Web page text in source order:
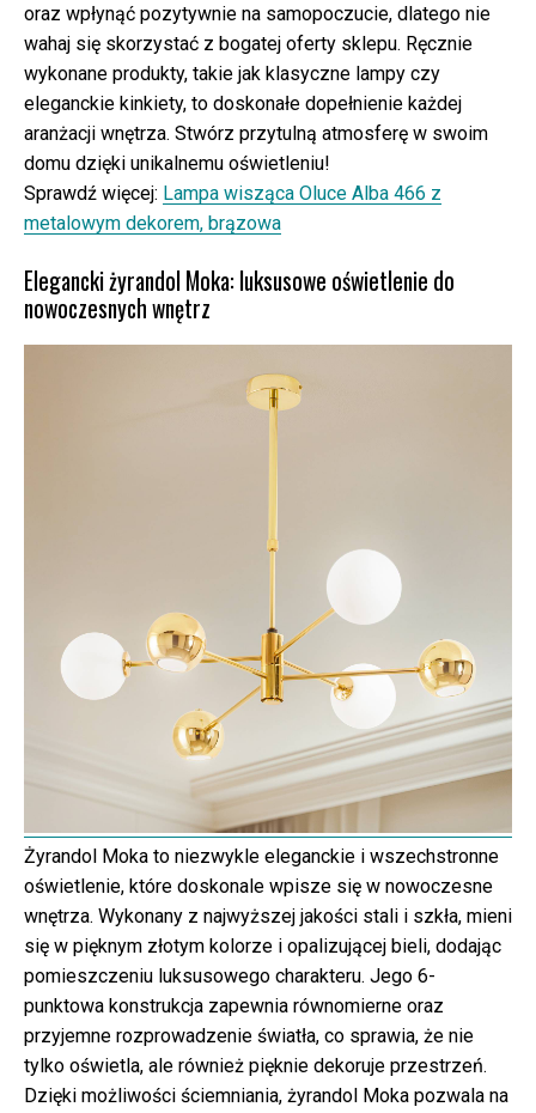
oraz wpłynąć pozytywnie na samopoczucie, dlatego nie
wahaj się skorzystać z bogatej oferty sklepu. Ręcznie
wykonane produkty, takie jak klasyczne lampy czy
eleganckie kinkiety, to doskonałe dopełnienie każdej
aranżacji wnętrza. Stwórz przytulną atmosferę w swoim
domu dzięki unikalnemu oświetleniu!
Sprawdź więcej: Lampa wisząca Oluce Alba 466 z
metalowym dekorem, brązowa
Elegancki żyrandol Moka: luksusowe oświetlenie do
nowoczesnych wnętrz
Żyrandol Moka to niezwykle eleganckie i wszechstronne
oświetlenie, które doskonale wpisze się w nowoczesne
wnętrza. Wykonany z najwyższej jakości stali i szkła, mieni
się w pięknym złotym kolorze i opalizującej bieli, dodając
pomieszczeniu luksusowego charakteru. Jego 6-
punktowa konstrukcja zapewnia równomierne oraz
przyjemne rozprowadzenie światła, co sprawia, że nie
tylko oświetla, ale również pięknie dekoruje przestrzeń.
Dzięki możliwości ściemniania, żyrandol Moka pozwala na